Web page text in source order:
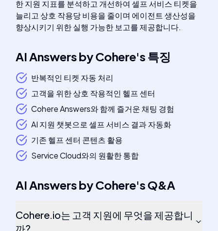
한 지원 지표를 분석하고 개선하여 셀프 서비스 티켓을
늘리고 상호 작용당 비용을 줄이며 에이전트 생산성을
향상시키기 위한 실행 가능한 보고를 제공합니다.
AI Answers by Cohere's특징
반복적인 티켓 자동 처리
고객을 위한 상호 작용적인 헬프 센터
Cohere Answers와 함께 즐거운 채팅 경험
AI 지원 챗봇으로 셀프 서비스 결과 자동화
기존 헬프 센터 콘텐츠 활용
Service Cloud와의 원활한 통합
AI Answers by Cohere'sQ&A
Cohere.io는 고객 지원에 무엇을 제공합니
까?